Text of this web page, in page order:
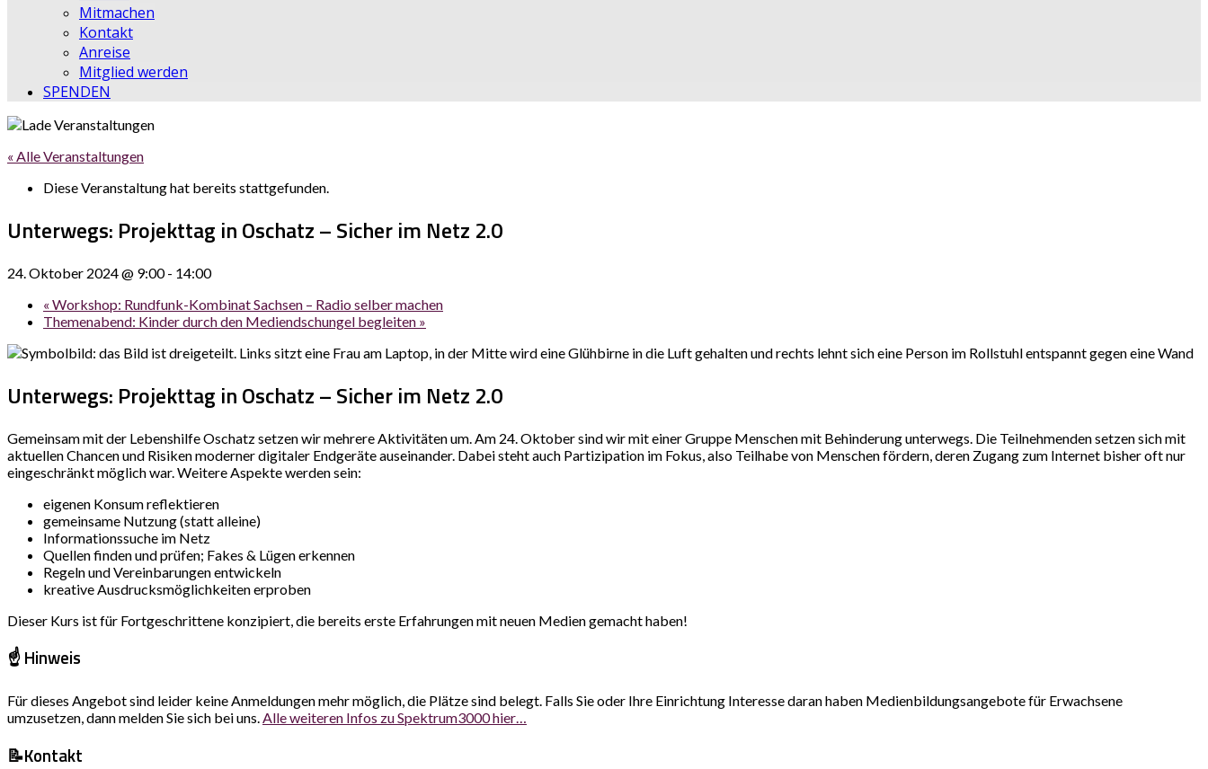
Mitmachen
Kontakt
Anreise
Mitglied werden
SPENDEN
« Alle Veranstaltungen
Diese Veranstaltung hat bereits stattgefunden.
Unterwegs: Projekttag in Oschatz – Sicher im Netz 2.0
24. Oktober 2024 @ 9:00- 14:00
« Workshop: Rundfunk-Kombinat Sachsen – Radio selber machen
Themenabend: Kinder durch den Mediendschungel begleiten »
Unterwegs: Projekttag in Oschatz – Sicher im Netz 2.0
Gemeinsam mit der Lebenshilfe Oschatz setzen wir mehrere Aktivitäten um. Am 24. Oktober sind wir mit einer Gruppe Menschen mit Behinderung unterwegs. Die Teilnehmenden setzen sich mit
aktuellen Chancen und Risiken moderner digitaler Endgeräte auseinander. Dabei steht auch Partizipation im Fokus, also Teilhabe von Menschen fördern, deren Zugang zum Internet bisher oft nur
eingeschränkt möglich war. Weitere Aspekte werden sein:
eigenen Konsum reflektieren
gemeinsame Nutzung (statt alleine)
Informationssuche im Netz
Quellen finden und prüfen; Fakes & Lügen erkennen
Regeln und Vereinbarungen entwickeln
kreative Ausdrucksmöglichkeiten erproben
Dieser Kurs ist für Fortgeschrittene konzipiert, die bereits erste Erfahrungen mit neuen Medien gemacht haben!
☝️ Hinweis
Für dieses Angebot sind leider keine Anmeldungen mehr möglich, die Plätze sind belegt. Falls Sie oder Ihre Einrichtung Interesse daran haben Medienbildungsangebote für Erwachsene
umzusetzen, dann melden Sie sich bei uns.Alle weiteren Infos zu Spektrum3000 hier…
📝Kontakt